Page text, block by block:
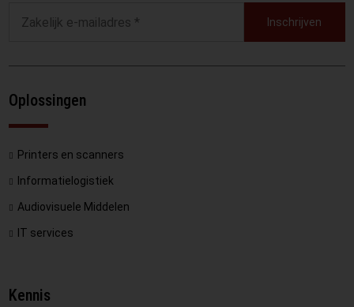
Inschrijven
Oplossingen
Printers en scanners
Informatielogistiek
Audiovisuele Middelen
IT services
Kennis